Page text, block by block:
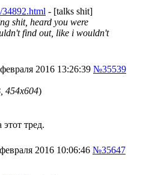
- [talks shit]
shit, heard you were
find out, like i wouldn't
2016 13:26:39 №35539
454x604)
тред.
2016 10:06:46 №35647